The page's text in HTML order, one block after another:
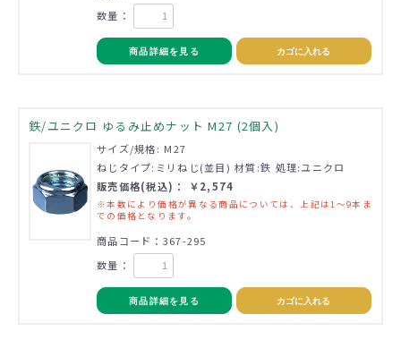
数量：
商品詳細を見る カゴに入れる
鉄/ユニクロ ゆるみ止めナット M27 (2個入)
サイズ/規格: M27
ねじタイプ:ミリねじ(並目) 材質:鉄 処理:ユニクロ
販売価格(税込)： ￥2,574
※本数により価格が異なる商品については、上記は1～9本ま
での価格となります。
商品コード：367-295
数量：
商品詳細を見る カゴに入れる